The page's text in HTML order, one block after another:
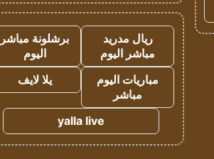
ريال مدريد
مباشر اليوم
برشلونة مباشر
اليوم
مباريات اليوم
مباشر
يلا لايف
yalla live